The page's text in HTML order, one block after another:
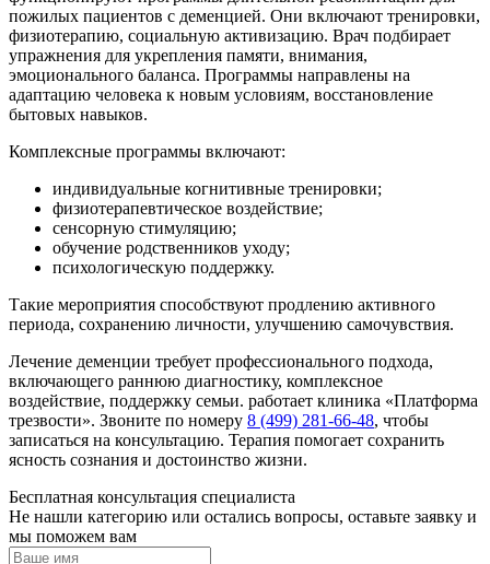
пожилых пациентов с деменцией. Они включают тренировки,
физиотерапию, социальную активизацию. Врач подбирает
упражнения для укрепления памяти, внимания,
эмоционального баланса. Программы направлены на
адаптацию человека к новым условиям, восстановление
бытовых навыков.
Комплексные программы включают:
индивидуальные когнитивные тренировки;
физиотерапевтическое воздействие;
сенсорную стимуляцию;
обучение родственников уходу;
психологическую поддержку.
Такие мероприятия способствуют продлению активного
периода, сохранению личности, улучшению самочувствия.
Лечение деменции требует профессионального подхода,
включающего раннюю диагностику, комплексное
воздействие, поддержку семьи. работает клиника «Платформа
трезвости». Звоните по номеру 8 (499) 281-66-48, чтобы
записаться на консультацию. Терапия помогает сохранить
ясность сознания и достоинство жизни.
Бесплатная консультация специалиста
Не нашли категорию или остались вопросы, оставьте заявку и
мы поможем вам